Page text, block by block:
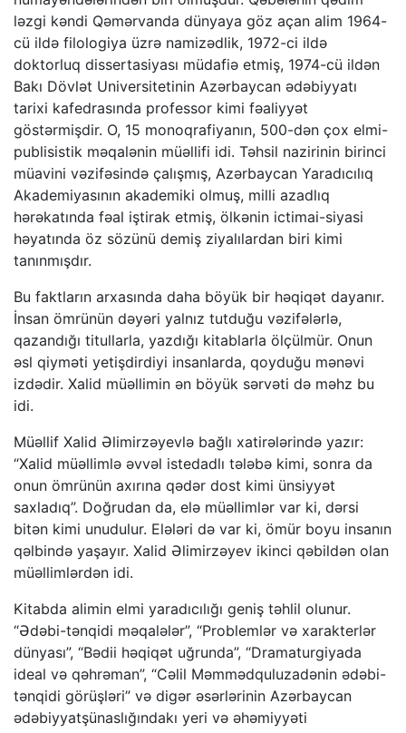
ləzgi kəndi Qəmərvanda dünyaya göz açan alim 1964-
cü ildə filologiya üzrə namizədlik, 1972-ci ildə
doktorluq dissertasiyası müdafiə etmiş, 1974-cü ildən
Bakı Dövlət Universitetinin Azərbaycan ədəbiyyatı
tarixi kafedrasında professor kimi fəaliyyət
göstərmişdir. O, 15 monoqrafiyanın, 500-dən çox elmi-
publisistik məqalənin müəllifi idi. Təhsil nazirinin birinci
müavini vəzifəsində çalışmış, Azərbaycan Yaradıcılıq
Akademiyasının akademiki olmuş, milli azadlıq
hərəkatında fəal iştirak etmiş, ölkənin ictimai-siyasi
həyatında öz sözünü demiş ziyalılardan biri kimi
tanınmışdır.
Bu faktların arxasında daha böyük bir həqiqət dayanır.
İnsan ömrünün dəyəri yalnız tutduğu vəzifələrlə,
qazandığı titullarla, yazdığı kitablarla ölçülmür. Onun
əsl qiyməti yetişdirdiyi insanlarda, qoyduğu mənəvi
izdədir. Xalid müəllimin ən böyük sərvəti də məhz bu
idi.
Müəllif Xalid Əlimirzəyevlə bağlı xatirələrində yazır:
“Xalid müəllimlə əvvəl istedadlı tələbə kimi, sonra da
onun ömrünün axırına qədər dost kimi ünsiyyət
saxladıq”. Doğrudan da, elə müəllimlər var ki, dərsi
bitən kimi unudulur. Elələri də var ki, ömür boyu insanın
qəlbində yaşayır. Xalid Əlimirzəyev ikinci qəbildən olan
müəllimlərdən idi.
Kitabda alimin elmi yaradıcılığı geniş təhlil olunur.
“Ədəbi-tənqidi məqalələr”, “Problemlər və xarakterlər
dünyası”, “Bədii həqiqət uğrunda”, “Dramaturgiyada
ideal və qəhrəman”, “Cəlil Məmmədquluzadənin ədəbi-
tənqidi görüşləri” və digər əsərlərinin Azərbaycan
ədəbiyyatşünaslığındakı yeri və əhəmiyyəti